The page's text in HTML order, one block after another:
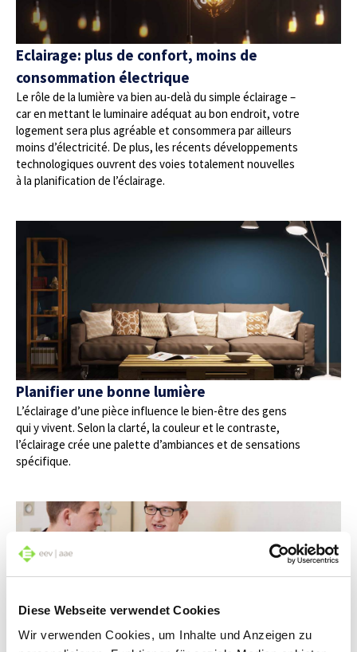
Diese Webseite verwendet Cookies
Wir verwenden Cookies, um Inhalte und Anzeigen zu
Eclairage: plus de confort, moins de
consommation électrique
Le rôle de la lumière va bien au-delà du simple éclairage –
car en mettant le luminaire adéquat au bon endroit, votre
logement sera plus agréable et consommera par ailleurs
moins d’électricité. De plus, les récents développements
technologiques ouvrent des voies totalement nouvelles
à la planification de l’éclairage.
Planifier une bonne lumière
L’éclairage d’une pièce influence le bien-être des gens
qui y vivent. Selon la clarté, la couleur et le contraste,
l’éclairage crée une palette d’ambiances et de sensations
spécifique.